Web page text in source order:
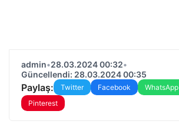
admin•28.03.2024 00:32•
Güncellendi: 28.03.2024 00:35
Paylaş: Twitter Facebook WhatsApp
Pinterest